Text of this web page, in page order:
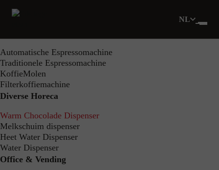
NL
Home Aanbod
Diverse Horeca
Warm Chocolade Dispenser
Warm Chocolade
Dispenser
Filters
Automatische Espressomachine
Traditionele Espressomachine
KoffieMolen
Filterkoffiemachine
Diverse Horeca
Warm Chocolade Dispenser
Melkschuim dispenser
Heet Water Dispenser
Water Dispenser
Office & Vending